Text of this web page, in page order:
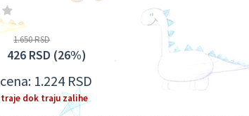
1.650 RSD
426 RSD (26%)
1.224 RSD
traje dok traju zalihe